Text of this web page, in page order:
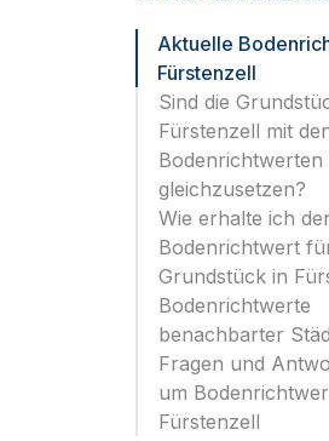
Aktuelle
Fürstenzell
Sind die
Fürstenzell mit
Bodenrichtwerten
gleichzusetzen?
Wie erhalte ich
Bodenrichtwert
Grundstück in
Bodenrichtwerte
benachbarter
Fragen und
um
Fürstenzell